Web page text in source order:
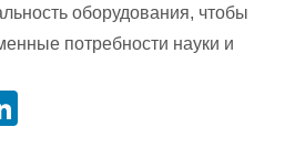
оборудования, чтобы
потребности науки и